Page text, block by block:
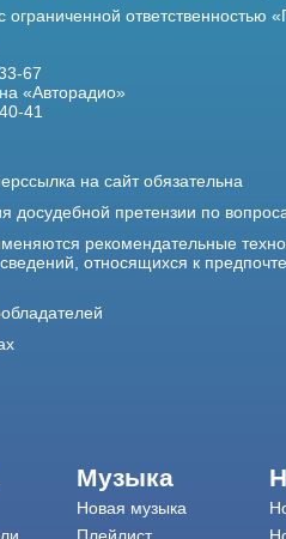
ограниченной ответственностью
67
«Авторадио»
41
на сайт обязательна
досудебной претензии по
рекомендательные
относящихся к
Музыка
Новая музыка